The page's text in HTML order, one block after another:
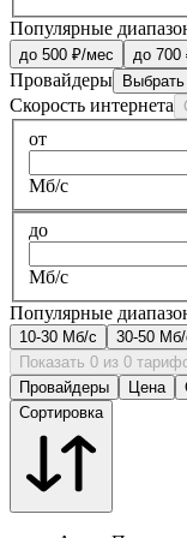
Популярные
до 500 ₽/мес до 700
Провайдеры
Скорость интернета
от
Мб/с
до
Мб/с
Популярные
10-30 Мб/с 30-50 Мб/
Показать 0 из 0
Провайдеры
Цена
Сортировка